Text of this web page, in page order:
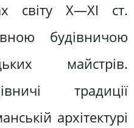
світу X—XI ст.
будівничою
майстрів.
традиції
архітектурі